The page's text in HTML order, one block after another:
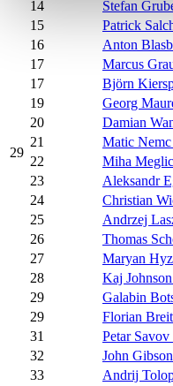
29
14
Stefan
15
Patrick
16
Anton
17
Marcus
17
Björn
19
Georg
20
Damian
21
Matic
22
Miha
23
Aleksandr
24
Christian
25
Andrzej
26
Thomas
27
Maryan
28
Kaj
29
Galabin
29
Florian
31
Petar
32
John
33
Andrij